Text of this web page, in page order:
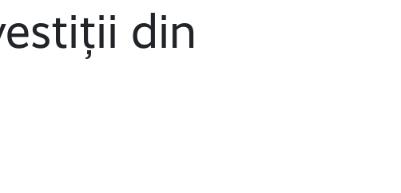
din